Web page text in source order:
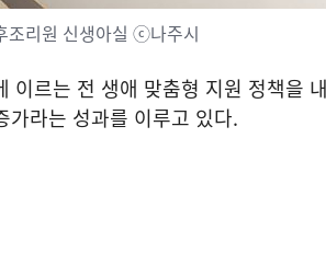
조리원 신생아실 ⓒ나주시
이르는 전 생애 맞춤형 지원 정책을
라는 성과를 이루고 있다.